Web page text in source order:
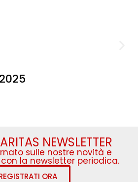
NEWSLETTER
sulle nostre novità e
la newsletter periodica.
ORA